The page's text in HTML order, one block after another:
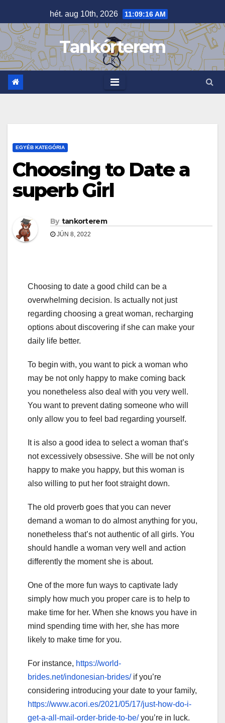
to
content
hét. aug 10th, 2026 11:09:17 AM
Tankórterem
EGYÉB KATEGÓRIA
Choosing to Date a
superb Girl
By tankorterem
JÚN 8, 2022
Choosing to date a good child can be a
overwhelming decision. Is actually not just
regarding choosing a great woman, recharging
options about discovering if she can make your
daily life better.
To begin with, you want to pick a woman who
may be not only happy to make coming back
you nonetheless also deal with you very well.
You want to prevent dating someone who will
only allow you to feel bad regarding yourself.
It is also a good idea to select a woman that’s
not excessively obsessive. She will be not only
happy to make you happy, but this woman is
also willing to put her foot straight down.
The old proverb goes that you can never
demand a woman to do almost anything for you,
nonetheless that’s not authentic of all girls. You
should handle a woman very well and action
differently the moment she is about.
One of the more fun ways to captivate lady
simply how much you proper care is to help to
make time for her. When she knows you have in
mind spending time with her, she has more
likely to make time for you.
For instance, https://world-
brides.net/indonesian-brides/if you’re
considering introducing your date to your family,
https://www.acori.es/2021/05/17/just-how-do-i-
get-a-all-mail-order-bride-to-be/you’re in luck.